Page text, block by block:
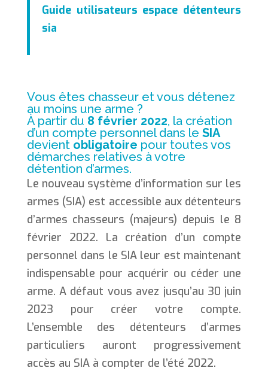
Guide utilisateurs espace détenteurs
sia
Vous êtes chasseur et vous détenez
au moins une arme ?
À partir du 8 février 2022, la création
d’un compte personnel dans le SIA
devient obligatoire pour toutes vos
démarches relatives à votre
détention d’armes.
Le nouveau système d’information sur les
armes (SIA) est accessible aux détenteurs
d’armes chasseurs (majeurs) depuis le 8
février 2022. La création d’un compte
personnel dans le SIA leur est maintenant
indispensable pour acquérir ou céder une
arme. A défaut vous avez jusqu’au 30 juin
2023 pour créer votre compte.
L’ensemble des détenteurs d’armes
particuliers auront progressivement
accès au SIA à compter de l’été 2022.